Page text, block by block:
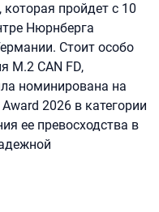
пройдет с 10
Нюрнберга
Стоит особо
M.2 CAN FD,
номинирована на
2026 в категории
ее превосходства в